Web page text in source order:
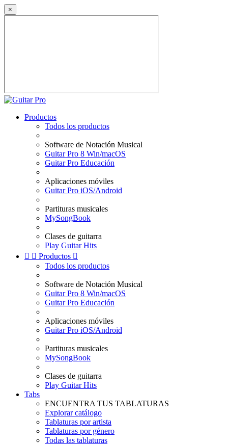
×
Productos
Todos los productos
Software de Notación Musical
Guitar Pro 8 Win/macOS
Guitar Pro Educación
Aplicaciones móviles
Guitar Pro iOS/Android
Partituras musicales
MySongBook
Clases de guitarra
Play Guitar Hits
  Productos 
Todos los productos
Software de Notación Musical
Guitar Pro 8 Win/macOS
Guitar Pro Educación
Aplicaciones móviles
Guitar Pro iOS/Android
Partituras musicales
MySongBook
Clases de guitarra
Play Guitar Hits
Tabs
ENCUENTRA TUS TABLATURAS
Explorar catálogo
Tablaturas por artista
Tablaturas por género
Todas las tablaturas